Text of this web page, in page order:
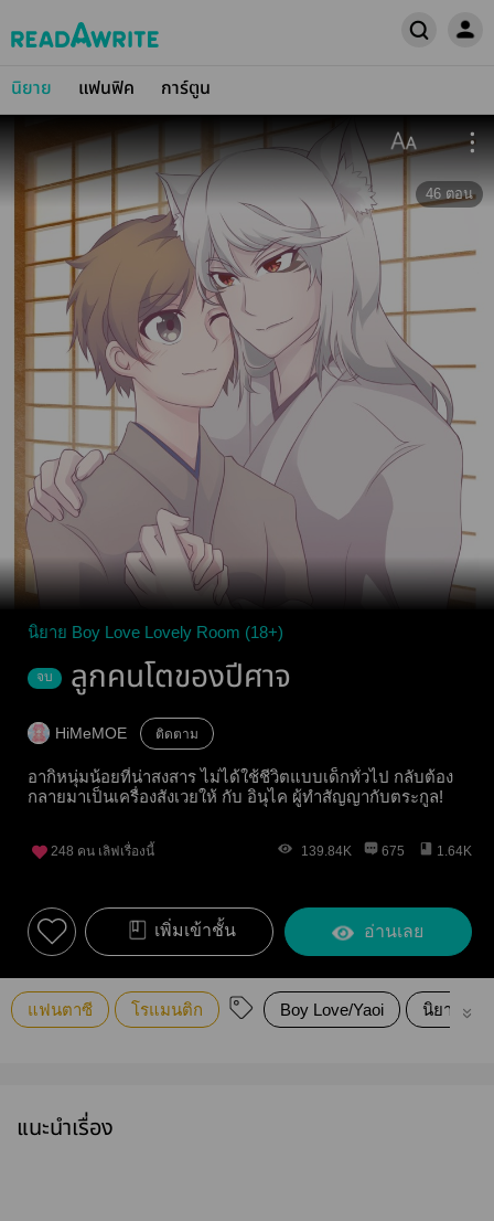
นิยาย แฟนฟิค การ์ตูน
46 ตอน
นิยาย Boy Love Lovely Room (18+)
จบ ลูกคนโตของปีศาจ
HiMeMOE ติดตาม
อากิหนุ่มน้อยที่น่าสงสาร ไม่ได้ใช้ชีวิตแบบเด็กทั่วไป กลับต้อง
กลายมาเป็นเครื่องสังเวยให้ กับ อินุไค ผู้ทำสัญญากับตระกูล!
248 คน เลิฟเรื่องนี้ 139.84K 675 1.64K
เพิ่มเข้าชั้น อ่านเลย
แฟนตาซี โรแมนติก Boy Love/Yaoi นิยายรัก
แนะนำเรื่อง